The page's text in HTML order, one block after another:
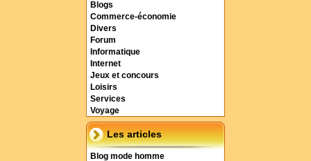
Blogs
Commerce-économie
Divers
Forum
Informatique
Internet
Jeux et concours
Loisirs
Services
Voyage
Les articles
Blog mode homme